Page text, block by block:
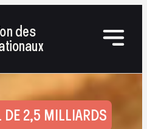
des
DE 2,5 MILLIARDS